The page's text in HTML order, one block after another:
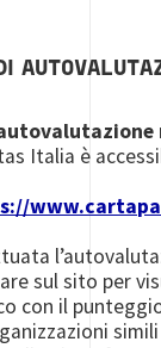
Italia è
sul sito per
con il